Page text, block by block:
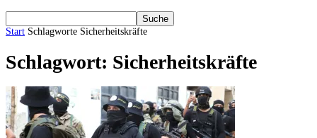
Start Schlagworte Sicherheitskräfte
Schlagwort: Sicherheitskräfte